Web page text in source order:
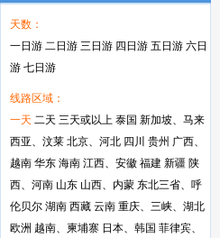
天数：
一日游 二日游 三日游 四日游 五日游 六日
游 七日游
线路区域：
一天 二天 三天或以上 泰国 新加坡、马来
西亚、汶莱 北京、河北 四川 贵州 广西、
越南 华东 海南 江西、安徽 福建 新疆 陕
西、河南 山东 山西、内蒙 东北三省、呼
伦贝尔 湖南 西藏 云南 重庆、三峡、湖北
欧洲 越南、柬埔寨 日本、韩国 菲律宾、